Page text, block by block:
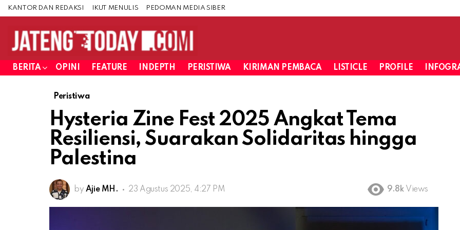
KANTOR DAN REDAKSI IKUT MENULIS PEDOMAN MEDIA SIBER
BERITA OPINI FEATURE INDEPTH PERISTIWA KIRIMAN PEMBACA LISTICLE PROFILE
Peristiwa
Hysteria Zine Fest 2025 Angkat Tema
Resiliensi, Suarakan Solidaritas hingga
Palestina
by Ajie MH. 23 Agustus 2025, 4:27 PM 9.8k Views